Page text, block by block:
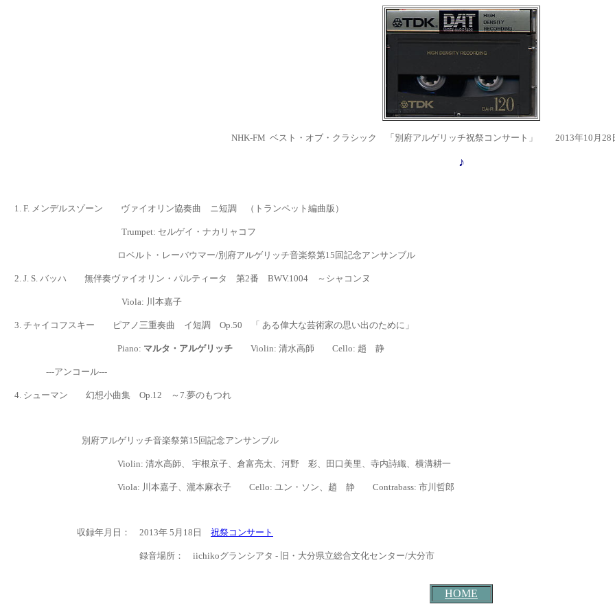
NHK-FM ベスト・オブ・クラシック 「別府アルゲリッチ祝祭コンサート」 2013年10月
♪
1. F. メンデルスゾーン ヴァイオリン協奏曲 ニ短調 （トランペット編曲版）
Trumpet: セルゲイ・ナカリャコフ
ロベルト・レーバウマー/別府アルゲリッチ音楽祭第15回記念アンサンブル
2. J. S. バッハ 無伴奏ヴァイオリン・パルティータ 第2番 BWV.1004 ～シャコンヌ
Viola: 川本嘉子
3. チャイコフスキー ピアノ三重奏曲 イ短調 Op.50 「 ある偉大な芸術家の思い出のために」
Piano: マルタ・アルゲリッチ Violin: 清水高師 Cello: 趙 静
---アンコール---
4. シューマン 幻想小曲集 Op.12 ～ 7.夢のもつれ
別府アルゲリッチ音楽祭第15回記念アンサンブル
Violin: 清水高師、 宇根京子、倉富亮太、河野 彩、田口美里、 寺内詩織、横溝耕一
Viola: 川本嘉子、瀧本麻衣子 Cello: ユン・ソン、趙 静 Contrabass: 市川哲郎
収録年月日： 2013年 5月18日 祝祭コンサート
録音場所： iichikoグランシアタ - 旧・大分県立総合文化センター/大分市
HOME